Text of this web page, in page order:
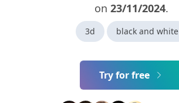
on 23/11/2024.
3d black and white
Try for free